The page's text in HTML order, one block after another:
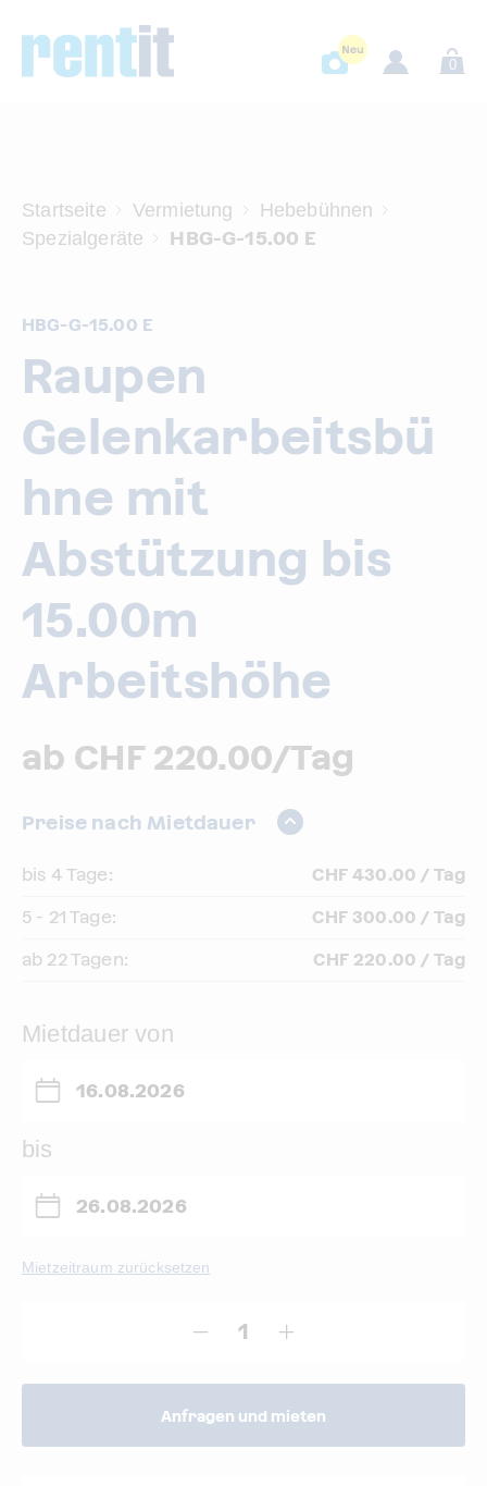
0
Startseite Vermietung
Hebebühnen
Spezialgeräte
HBG-G-15.00 E
HBG-G-15.00 E
Raupen
Gelenkarbeitsbü
hne mit
Abstützung bis
15.00m
Arbeitshöhe
ab CHF 220.00/Tag
Preise nach Mietdauer
bis 4 Tage: CHF 430.00 / Tag
5 - 21 Tage: CHF 300.00 / Tag
ab 22 Tagen: CHF 220.00 / Tag
Mietdauer von
bis
Mietzeitraum zurücksetzen
Anfragen und mieten